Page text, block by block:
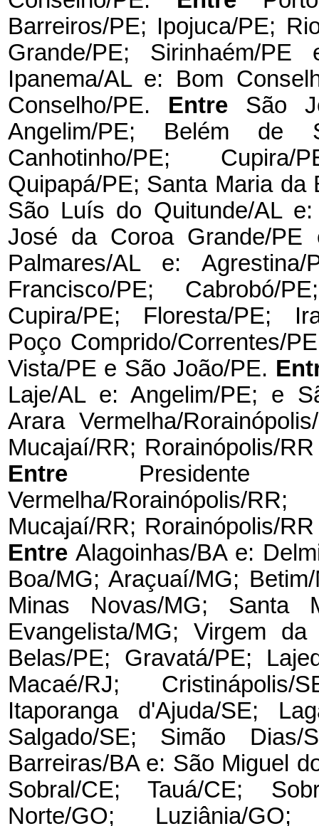
Barreiros/PE; Ipojuca/PE;
Grande/PE; Sirinhaém/
Ipanema/AL e: Bom
Conselho/PE. Entre São
Angelim/PE; Belém de
Canhotinho/PE;
Quipapá/PE; Santa Maria
São Luís do Quitunde/AL
José da Coroa Grande/
Palmares/AL e:
Francisco/PE; Cabrobó/
Cupira/PE; Floresta/PE;
Poço Comprido/Correntes/
Vista/PE e São João/PE.
Laje/AL e: Angelim/PE; e
Arara Vermelha/
Mucajaí/RR; Rorainópolis/
Entre
Vermelha/Rorainópolis/
Mucajaí/RR; Rorainópolis/
EntreAlagoinhas/BA e:
Boa/MG; Araçuaí/MG;
Minas Novas/MG; Santa
Evangelista/MG; Virgem
Belas/PE; Gravatá/PE;
Macaé/RJ; Cristinápolis/
Itaporanga d'Ajuda/SE;
Salgado/SE; Simão
Barreiras/BA e: São Miguel
Sobral/CE; Tauá/CE;
Norte/GO; Luziânia/